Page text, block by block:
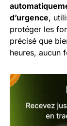
d’urgence,
protéger les
précisé que
heures, aucun